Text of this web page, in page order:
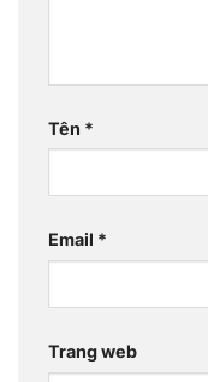
Tên *
Email *
Trang web